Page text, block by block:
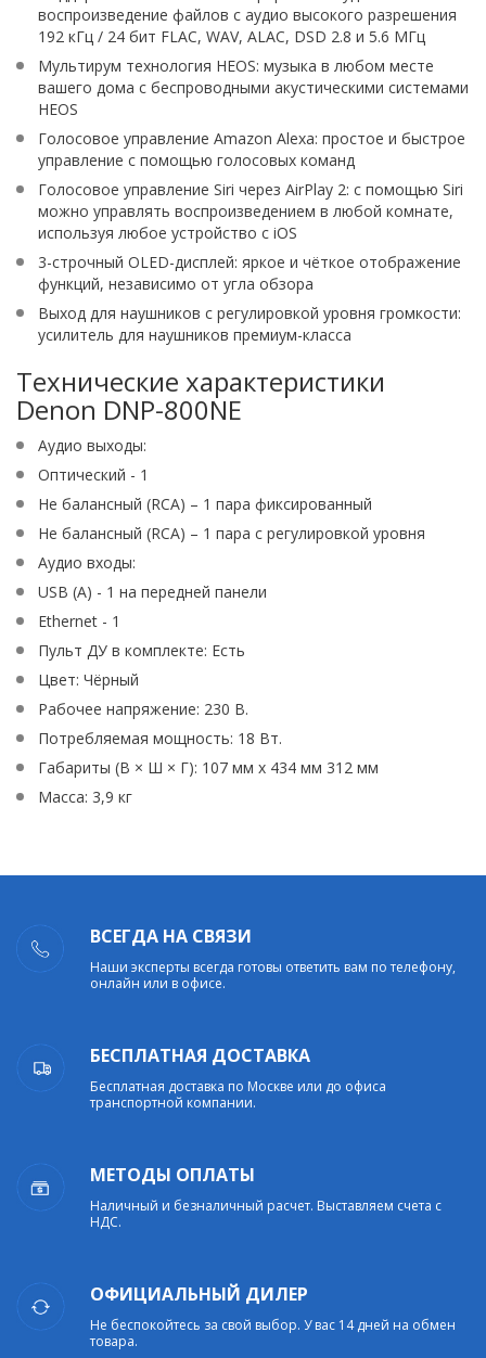
воспроизведение файлов с аудио высокого разрешения
192 кГц / 24 бит FLAC, WAV, ALAC, DSD 2.8 и 5.6 МГц
Мультирум технология HEOS: музыка в любом месте
вашего дома с беспроводными акустическими системами
HEOS
Голосовое управление Amazon Alexa: простое и быстрое
управление с помощью голосовых команд
Голосовое управление Siri через AirPlay 2: с помощью Siri
можно управлять воспроизведением в любой комнате,
используя любое устройство с iOS
3-строчный OLED-дисплей: яркое и чёткое отображение
функций, независимо от угла обзора
Выход для наушников с регулировкой уровня громкости:
усилитель для наушников премиум-класса
Технические характеристики
Denon DNP-800NE
Аудио выходы:
Оптический - 1
Не балансный (RCA) – 1 пара фиксированный
Не балансный (RCA) – 1 пара с регулировкой уровня
Аудио входы:
USB (A) - 1 на передней панели
Ethernet - 1
Пульт ДУ в комплекте: Есть
Цвет: Чёрный
Рабочее напряжение: 230 В.
Потребляемая мощность: 18 Вт.
Габариты (В × Ш × Г): 107 мм х 434 мм 312 мм
Масса: 3,9 кг
ВСЕГДА НА СВЯЗИ
Наши эксперты всегда готовы ответить вам по телефону,
онлайн или в офисе.
БЕСПЛАТНАЯ ДОСТАВКА
Бесплатная доставка по Москве или до офиса
транспортной компании.
МЕТОДЫ ОПЛАТЫ
Наличный и безналичный расчет. Выставляем счета с
НДС.
ОФИЦИАЛЬНЫЙ ДИЛЕР
Не беспокойтесь за свой выбор. У вас 14 дней на обмен
товара.